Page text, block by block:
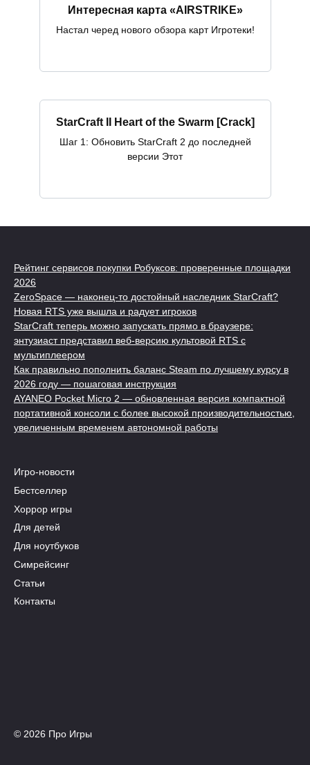
Интересная карта «AIRSTRIKE»
Настал черед нового обзора карт Игротеки!
StarCraft II Heart of the Swarm [Crack]
Шаг 1: Обновить StarCraft 2 до последней
версии Этот
Рейтинг сервисов покупки Робуксов: проверенные площадки
2026
ZeroSpace — наконец-то достойный наследник StarCraft?
Новая RTS уже вышла и радует игроков
StarCraft теперь можно запускать прямо в браузере:
энтузиаст представил веб-версию культовой RTS с
мультиплеером
Как правильно пополнить баланс Steam по лучшему курсу в
2026 году — пошаговая инструкция
AYANEO Pocket Micro 2 — обновленная версия компактной
портативной консоли с более высокой производительностью,
увеличенным временем автономной работы
Игро-новости
Бестселлер
Хоррор игры
Для детей
Для ноутбуков
Симрейсинг
Статьи
Контакты
© 2026 Про Игры